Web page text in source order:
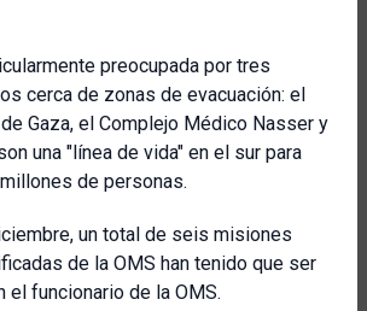
preocupada por tres
cerca de zonas de evacuación: el
Gaza, el Complejo Médico Nasser y
una "línea de vida" en el sur para
de personas.
un total de seis misiones
de la OMS han tenido que ser
el funcionario de la OMS.